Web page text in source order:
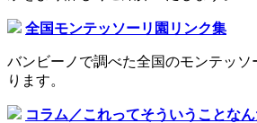
全国モンテッソーリ園リンク集
バンビーノで調べた全国のモンテッソ
ります。
コラム／これってそういうことな